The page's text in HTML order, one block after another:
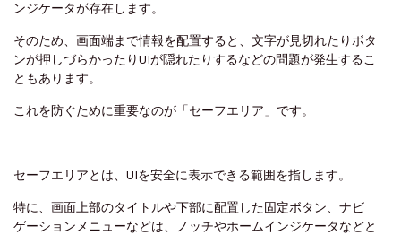
ンジケータが存在します。
そのため、画面端まで情報を配置すると、文字が見切れたりボタ
ンが押しづらかったりUIが隠れたりするなどの問題が発生するこ
ともあります。
これを防ぐために重要なのが「セーフエリア」です。
セーフエリアとは、UIを安全に表示できる範囲を指します。
特に、画面上部のタイトルや下部に配置した固定ボタン、ナビ
ゲーションメニューなどは、ノッチやホームインジケータなどと